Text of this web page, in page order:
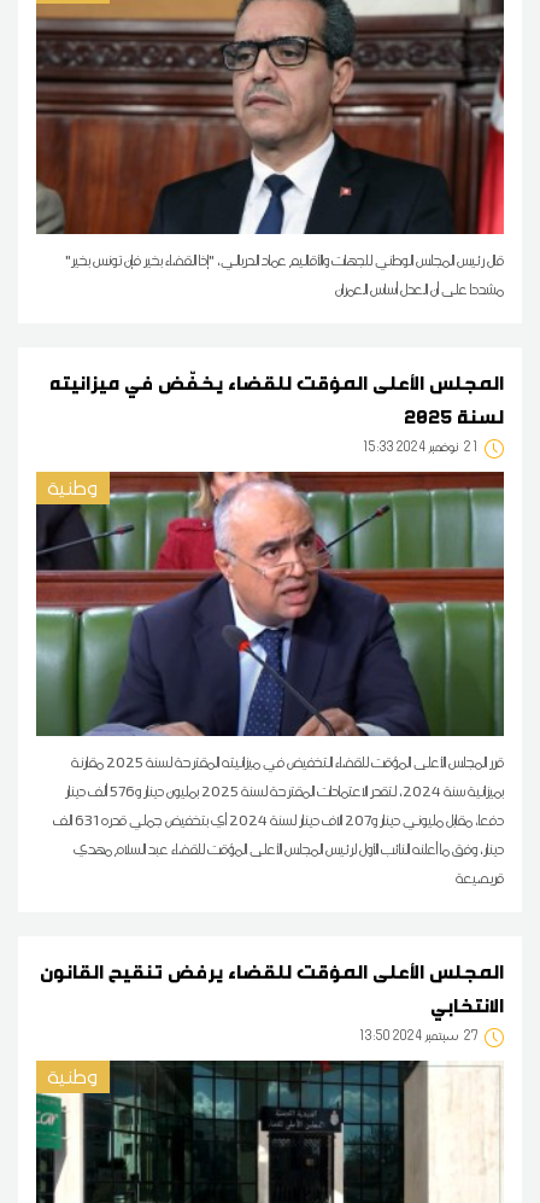
قال رئيس المجلس الوطني للجهات والأقاليم عماد الدربالي، "إذا القضاء بخير فإن تونس بخير"
مشددا على أن العدل أساس العمران
المجلس الأعلى المؤقت للقضاء يخفّض في ميزانيته
لسنة 2025
21 15:33 2024 نوفمبر
وطنية
قرر المجلس الأعلى المؤقت للقضاء التخفيض في ميزانيته المقترحة لسنة 2025 مقارنة
بميزانية سنة 2024، لتقدر الاعتمادات المقترحة لسنة 2025 بمليون دينار و576 ألف دينار
دفعا، مقابل مليوني دينار و207 الاف دينار لسنة 2024 أي بتخفيض جملي قدره 631 الف
دينار، وفق ما أعلنه النائب الأول لرئيس المجلس الأعلى المؤقت للقضاء عبد السلام مهدي
قريصيعة
المجلس الأعلى المؤقت للقضاء يرفض تنقيح القانون
الانتخابي
27 13:50 2024 سبتمبر
وطنية